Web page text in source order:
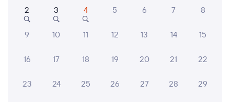
Дни следования ближайшие: 7, 8, 9 августа Маршрут
от 8 ⁠311 ⁠₽ 8 ⁠847 ⁠₽
Выберите дату
2 3 4 5 6 7 8
9 10 11 12 13 14 15
16 17 18 19 20 21 22
23 24 25 26 27 28 29